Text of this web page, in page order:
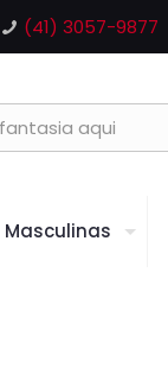
(41) 3057-9877
Masculinas